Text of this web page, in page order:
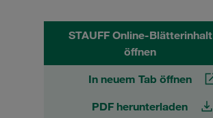
STAUFF Online-Blätterinhalt
öffnen
In neuem Tab öffnen
PDF herunterladen